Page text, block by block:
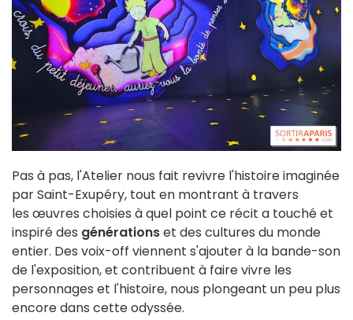
Pas à pas, l'Atelier nous fait revivre l'histoire imaginée
par Saint-Exupéry, tout en montrant à travers
les œuvres choisies à quel point ce récit a touché et
inspiré des générationset des cultures du monde
entier. Des voix-off viennent s'ajouter à la bande-son
de l'exposition, et contribuent à faire vivre les
personnages et l'histoire, nous plongeant un peu plus
encore dans cette odyssée.